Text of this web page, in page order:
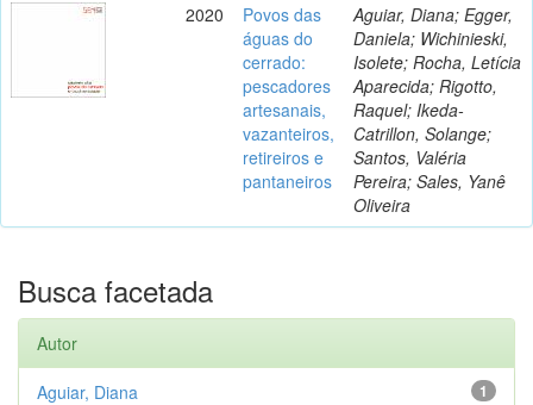
2020
Povos das
águas do
cerrado:
pescadores
artesanais,
vazanteiros,
retireiros e
pantaneiros
Aguiar, Diana; Egger,
Daniela; Wichinieski,
Isolete; Rocha, Letícia
Aparecida; Rigotto,
Raquel; Ikeda-
Catrillon, Solange;
Santos, Valéria
Pereira; Sales, Yanê
Oliveira
Busca facetada
Autor
1
Aguiar, Diana